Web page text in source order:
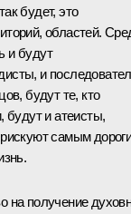
будет, это
областей.
и будут
и
будут те, кто
будут и атеисты,
самым
на получение